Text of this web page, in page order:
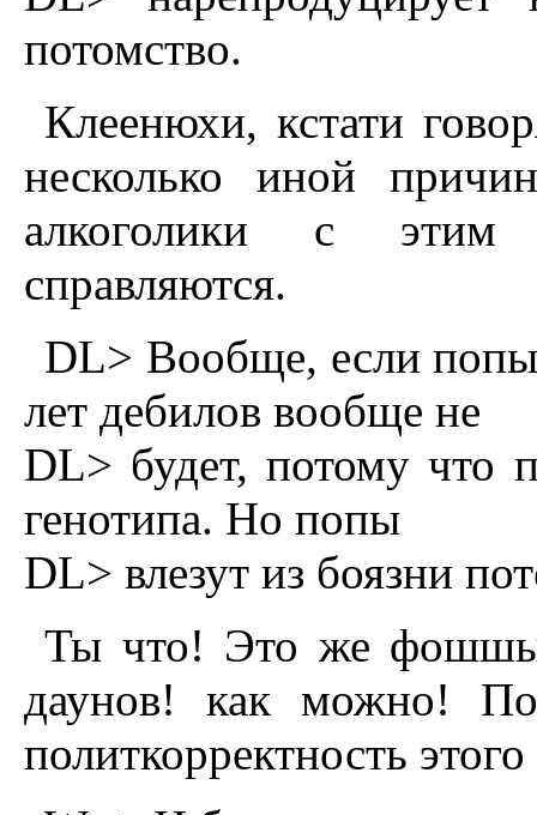
потомство.
Клеенюхи, кстати
несколько иной
алкоголики с
справляются.
DL> Вообще, если попы
лет дебилов вообще не
DL> будет, потому что
генотипа. Hо попы
DL> влезут из боязни
Ты что! Это же
даунов! как можно!
политкорректность